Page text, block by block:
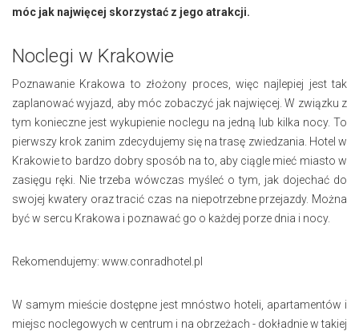
móc jak najwięcej skorzystać z jego atrakcji.
Noclegi w Krakowie
Poznawanie Krakowa to złożony proces, więc najlepiej jest tak
zaplanować wyjazd, aby móc zobaczyć jak najwięcej. W związku z
tym konieczne jest wykupienie noclegu na jedną lub kilka nocy. To
pierwszy krok zanim zdecydujemy się na trasę zwiedzania. Hotel w
Krakowie to bardzo dobry sposób na to, aby ciągle mieć miasto w
zasięgu ręki. Nie trzeba wówczas myśleć o tym, jak dojechać do
swojej kwatery oraz tracić czas na niepotrzebne przejazdy. Można
być w sercu Krakowa i poznawać go o każdej porze dnia i nocy.
Rekomendujemy: www.conradhotel.pl
W samym mieście dostępne jest mnóstwo hoteli, apartamentów i
miejsc noclegowych w centrum i na obrzeżach - dokładnie w takiej